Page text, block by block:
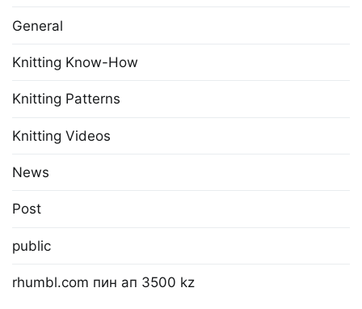
General
Knitting Know-How
Knitting Patterns
Knitting Videos
News
Post
public
rhumbl.com пин ап 3500 kz